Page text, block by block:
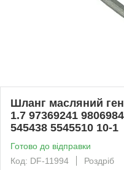
Шланг масляний
1.7 97369241
545438 5545510 10-1
Готово до відправки
Код: DF-11994
Роздріб